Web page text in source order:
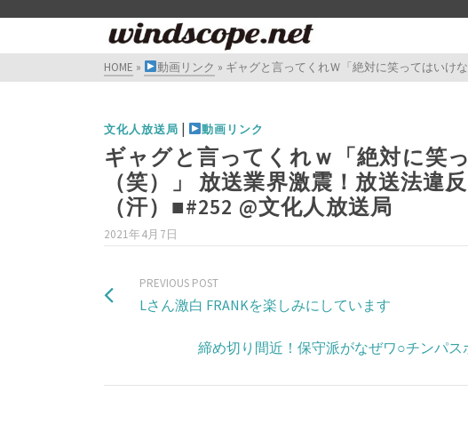
HOME » 動画リンク » ギャグと言ってくれＷ「絶対に笑ってはいけ
文化人放送局 | 動画リンク
ギャグと言ってくれｗ「絶対に笑
（笑）」 放送業界激震！放送法
（汗）■#252​ @文化人放送局
2021年4月7日
PREVIOUS POST
Lさん激白 FRANKを楽しみにしています
締め切り間近！保守派がなぜワ○チンパ